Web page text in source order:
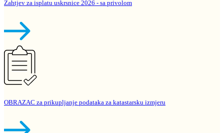
Zahtjev za isplatu uskrsnice 2026 - sa privolom
OBRAZAC za prikupljanje podataka za katastarsku izmjeru